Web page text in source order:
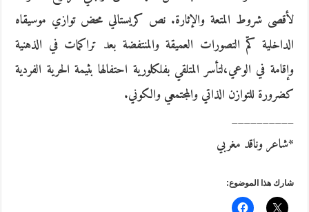
لأقصى شروط المتعة والإثارة. نص كريستالي محض توازي موسيقاه
الداخلية كمّ التصورات العميقة والمنتفضة بعد تراكمات في الذهنية
وإقامة في الوعي،لتأسر المتلقي بفلكلورية احتفالها بثيمة الحرية الفردية
كضرورة للتوازن الذاتي والمجتمعي والكوني.
__________
*شاعر وناقد مغربي
شارك هذا الموضوع: